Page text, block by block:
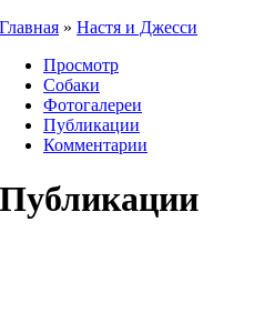
Главная » Настя и Джесси
Просмотр
Собаки
Фотогалереи
Публикации
Комментарии
Публикации